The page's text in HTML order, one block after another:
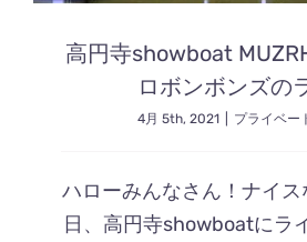
高円寺showboat
ロボンボンズの
4月 5th, 2021 プライベー
ハローみんなさん！ナイ
日、高円寺showboatにラ